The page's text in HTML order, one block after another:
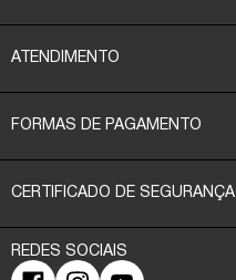
ATENDIMENTO
FORMAS DE PAGAMENTO
CERTIFICADO DE SEGURANÇA